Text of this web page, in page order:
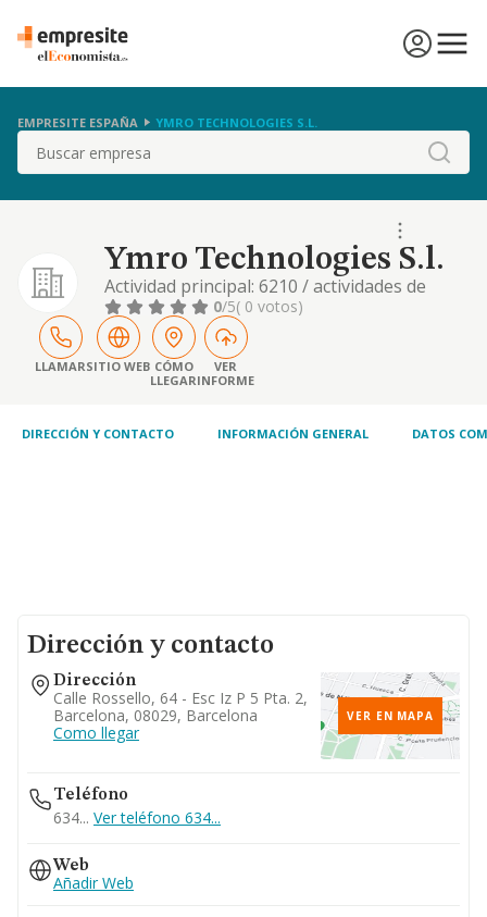
EMPRESITE ESPAÑA YMRO TECHNOLOGIES S.L.
Buscar
Ymro Technologies S.l.
Actividad principal: 6210 / actividades de
programacion informatica. otras actividades:
6220 / actividades de consultoria informatica
y gestion de instalaciones informaticas. etc
0/5( 0 votos)
LLAMARSITIO WEB CÓMO
LLEGAR
VER
INFORME
DIRECCIÓN Y CONTACTO INFORMACIÓN GENERAL DATOS
Dirección y contacto
Dirección
Calle Rossello, 64 - Esc Iz P 5 Pta. 2,
Barcelona, 08029, Barcelona
Como llegar
VER EN MAPA
Teléfono
634... Ver teléfono 634...
Web
Añadir Web